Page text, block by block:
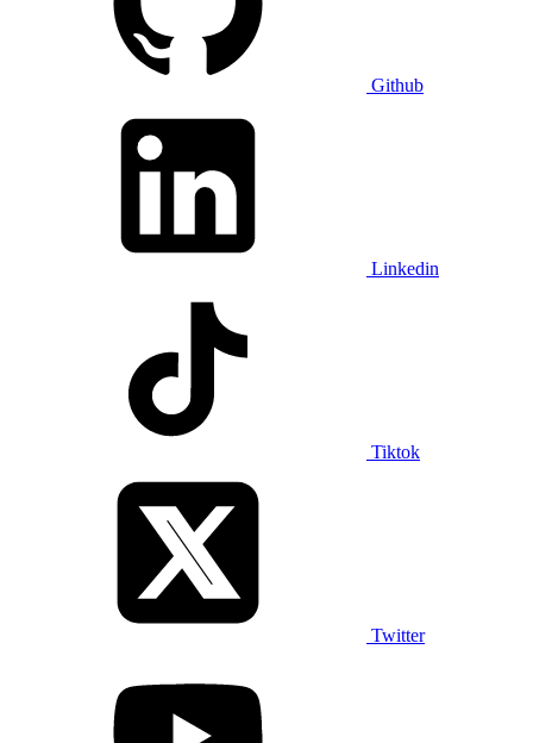
Github
Linkedin
Tiktok
Twitter